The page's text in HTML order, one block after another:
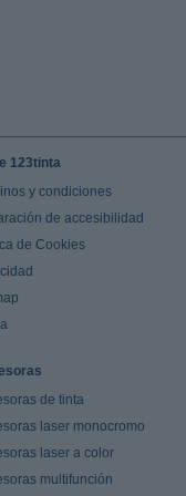
123tinta
y condiciones
de accesibilidad
de Cookies
de tinta
laser monocromo
laser a color
multifunción